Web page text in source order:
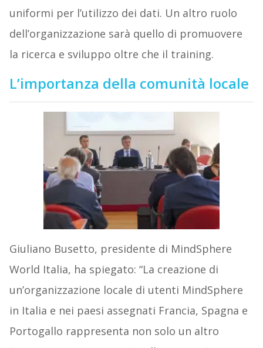
uniformi per l’utilizzo dei dati. Un altro ruolo
dell’organizzazione sarà quello di promuovere
la ricerca e sviluppo oltre che il training.
L’importanza della comunità locale
Giuliano Busetto, presidente di MindSphere
World Italia, ha spiegato: “La creazione di
un’organizzazione locale di utenti MindSphere
in Italia e nei paesi assegnati Francia, Spagna e
Portogallo rappresenta non solo un altro